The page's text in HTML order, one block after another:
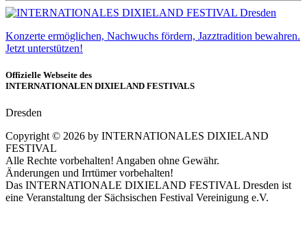
Konzerte ermöglichen, Nachwuchs fördern, Jazztradition bewahren.
Jetzt unterstützen!
Offizielle Webseite des
INTERNATIONALEN DIXIELAND FESTIVALS
Dresden
Copyright © 2026 by INTERNATIONALES DIXIELAND
FESTIVAL
Alle Rechte vorbehalten! Angaben ohne Gewähr.
Änderungen und Irrtümer vorbehalten!
Das INTERNATIONALE DIXIELAND FESTIVAL Dresden ist
eine Veranstaltung der Sächsischen Festival Vereinigung e.V.